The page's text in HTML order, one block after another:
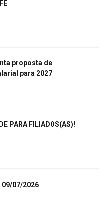
proposta de
para 2027
PARA FILIADOS(AS)!
09/07/2026